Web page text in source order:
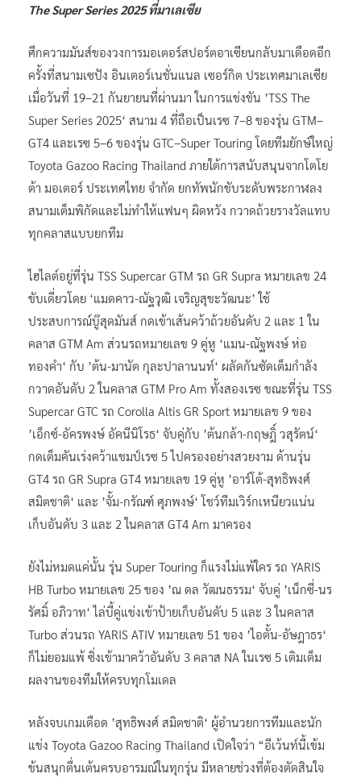
The Super Series 2025 ที่มาเลเซีย
ศึกความมันส์ของวงการมอเตอร์สปอร์ตอาเซียนกลับมาเดือดอีก
ครั้งที่สนามเซปัง อินเตอร์เนชั่นแนล เซอร์กิต ประเทศมาเลเซีย
เมื่อวันที่ 19–21 กันยายนที่ผ่านมา ในการแข่งขัน ’TSS The
Super Series 2025‘ สนาม 4 ที่ถือเป็นเรซ 7–8 ของรุ่น GTM–
GT4 และเรซ 5–6 ของรุ่น GTC–Super Touring โดยทีมยักษ์ใหญ่
Toyota Gazoo Racing Thailand ภายใต้การสนับสนุนจากโตโย
ต้า มอเตอร์ ประเทศไทย จำกัด ยกทัพนักขับระดับพระกาฬลง
สนามเต็มพิกัดและไม่ทำให้แฟนๆ ผิดหวัง กวาดถ้วยรางวัลแทบ
ทุกคลาสแบบยกทีม
ไฮไลต์อยู่ที่รุ่น TSS Supercar GTM รถ GR Supra หมายเลข 24
ขับเดี่ยวโดย ‘แมดคาว-ณัฐวุฒิ เจริญสุขะวัฒนะ’ ใช้
ประสบการณ์บู๊สุดมันส์ กดเข้าเส้นคว้าถ้วยอันดับ 2 และ 1 ใน
คลาส GTM Am ส่วนรถหมายเลข 9 คู่หู ‘แมน-ณัฐพงษ์ ห่อ
ทองคำ‘ กับ ’ต้น-มานัต กุละปาลานนท์‘ ผลัดกันซัดเต็มกำลัง
กวาดอันดับ 2 ในคลาส GTM Pro Am ทั้งสองเรซ ขณะที่รุ่น TSS
Supercar GTC รถ Corolla Altis GR Sport หมายเลข 9 ของ
’เอ็กซ์-อัครพงษ์ อัคนีนิโรธ‘ จับคู่กับ ’ต้นกล้า-กฤษฎิ์ วสุรัตน์‘
กดเต็มคันเร่งคว้าแชมป์เรซ 5 ไปครองอย่างสวยงาม ด้านรุ่น
GT4 รถ GR Supra GT4 หมายเลข 19 คู่หู ’อาร์โต้-สุทธิพงศ์
สมิตชาติ‘ และ ’จั้ม-กรัณฑ์ ศุภพงษ์‘ โชว์ทีมเวิร์กเหนียวแน่น
เก็บอันดับ 3 และ 2 ในคลาส GT4 Am มาครอง
ยังไม่หมดแค่นั้น รุ่น Super Touring ก็แรงไม่แพ้ใคร รถ YARIS
HB Turbo หมายเลข 25 ของ ’ณ ดล วัฒนธรรม‘ จับคู่ ’เน็กซี่-นร
รัศมิ์ อภิวาท‘ ไล่บี้คู่แข่งเข้าป้ายเก็บอันดับ 5 และ 3 ในคลาส
Turbo ส่วนรถ YARIS ATIV หมายเลข 51 ของ ’ไอตั้น-อัษฎาธร‘
ก็ไม่ยอมแพ้ ซิ่งเข้ามาคว้าอันดับ 3 คลาส NA ในเรซ 5 เติมเต็ม
ผลงานของทีมให้ครบทุกโมเดล
หลังจบเกมเดือด ’สุทธิพงศ์ สมิตชาติ‘ ผู้อำนวยการทีมและนัก
แข่ง Toyota Gazoo Racing Thailand เปิดใจว่า “อีเว้นท์นี้เข้ม
ข้นสนุกตื่นเต้นครบอารมณ์ในทุกรุ่น มีหลายช่วงที่ต้องตัดสินใจ